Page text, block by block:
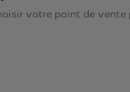
votre point de vente